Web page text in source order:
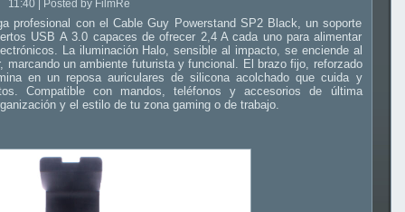
11:40 | Posted by FilmRe
profesional con el Cable Guy Powerstand SP2 Black, un soporte
USB A 3.0 capaces de ofrecer 2,4 A cada uno para alimentar
La iluminación Halo, sensible al impacto, se enciende al
marcando un ambiente futurista y funcional. El brazo fijo, reforzado
en un reposa auriculares de silicona acolchado que cuida y
Compatible con mandos, teléfonos y accesorios de última
y el estilo de tu zona gaming o de trabajo.